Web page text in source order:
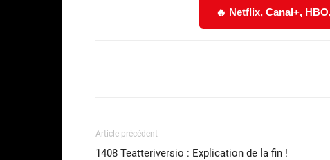
🔥 Netflix, Canal+,
Article précédent
1408 Teatteriversio : Explication de la fin !